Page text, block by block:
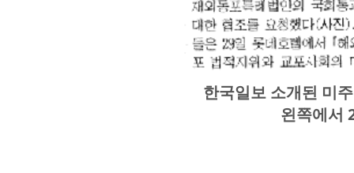
한국일보 소개된 미
왼쪽에서